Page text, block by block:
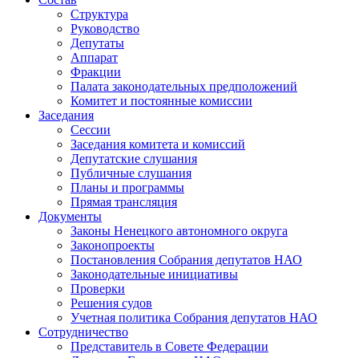
Структура
Руководство
Депутаты
Аппарат
Фракции
Палата законодательных предположений
Комитет и постоянные комиссии
Заседания
Сессии
Заседания комитета и комиссий
Депутатские слушания
Публичные слушания
Планы и программы
Прямая трансляция
Документы
Законы Ненецкого автономного округа
Законопроекты
Постановления Собрания депутатов НАО
Законодательные инициативы
Проверки
Решения судов
Учетная политика Собрания депутатов НАО
Сотрудничество
Представитель в Совете Федерации